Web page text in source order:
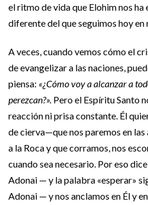
el ritmo de vida que Elohim nos ha
diferente del que seguimos hoy en
A veces, cuando vemos cómo el
de evangelizar a las naciones,
piensa: «¿Cómo voy a alcanzar a
perezcan?». Pero el Espíritu Santo
reacción ni prisa constante. Él
de cierva—que nos paremos en
a la Roca y que corramos, nos
cuando sea necesario. Por eso
Adonai — y la palabra «esperar»
Adonai — y nos anclamos en Él y